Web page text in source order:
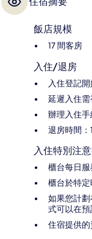
飯店規模
17 間客房
入住/退房
入住登記
延遲入住
辦理入住
退房時間：
入住特別注
櫃台每日
櫃台於特
如果您計
式可以在
住宿提供